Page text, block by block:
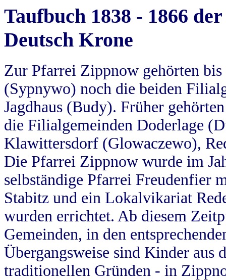
Taufbuch 1838 - 1866
Deutsch Krone
Zur Pfarrei Zippnow gehörten
(Sypnywo) noch die beiden
Jagdhaus (Budy). Früher
die Filialgemeinden Doderlage
Klawittersdorf (Glowaczewo),
Die Pfarrei Zippnow wurde im
selbständige Pfarrei Freudenfier
Stabitz und ein Lokalvikariat
wurden errichtet. Ab diesem
Gemeinden, in den
Übergangsweise sind Kinder aus
traditionellen Gründen - in